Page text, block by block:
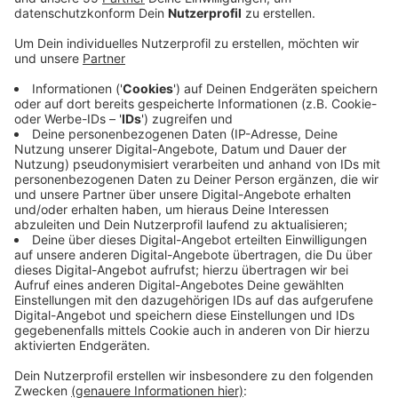
Anzeige
Sollten die beiden Banken sich zusammenschließen,
würden sie in Zukunft rund 65.000 Mitglieder betreuen
und eine Bilanzsumme von rund 4,5 Milliarden Euro
aufweisen. Neben den üblichen Vorteilen hätte die
neue Bank außerdem die Möglichkeit neue
Marktanteile zu erschließen, heißt es von der
Krefelder Volksbank. Im letzten Jahr war die
Volksbank Düsseldorf/Neuss in die Kritik geraten. Eine
frühere Finanzchefin einer französischen Modekette
soll 100 Millionen Euro veruntreut haben. Das Geld
wurde bei der Volksbank Düsseldorf/Neuss angelegt
und anschließend in die Türkei transferiert. Seither gilt